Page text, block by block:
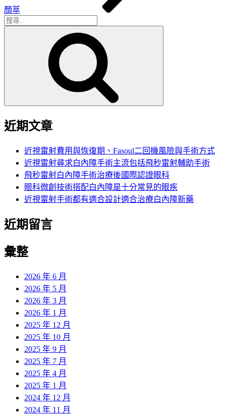
顏萃
搜
近期文章
近視雷射費用與恢復期、Fasoul二回機風險與手術方式
近視雷射尋求白內障手術主流包括飛秒雷射輔助手術
飛秒雷射白內障手術治療後國際認證眼科
眼科微創技術搭配白內障是十分常見的眼疾
近視雷射手術都有適合設計適合治療白內障新藥
近期留言
彙整
2026 年 6 月
2026 年 5 月
2026 年 3 月
2026 年 1 月
2025 年 12 月
2025 年 10 月
2025 年 9 月
2025 年 7 月
2025 年 4 月
2025 年 1 月
2024 年 12 月
2024 年 11 月